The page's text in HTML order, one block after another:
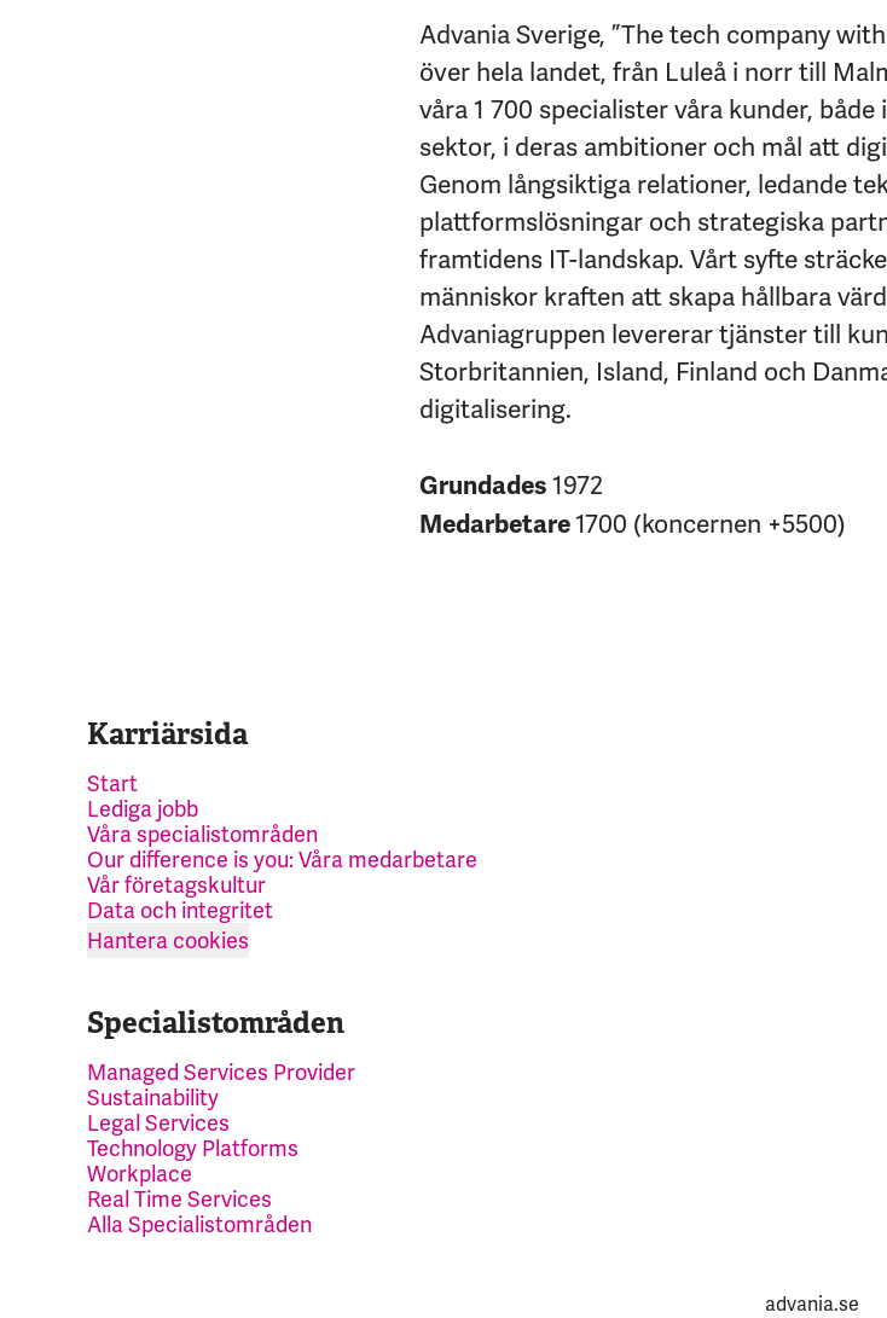
Advania Sverige, ”The tech company
över hela landet, från Luleå i norr till
våra 1 700 specialister våra kunder,
sektor, i deras ambitioner och mål att
Genom långsiktiga relationer, ledande
plattformslösningar och strategiska
framtidens IT-landskap. Vårt syfte
människor kraften att skapa hållbara
Advaniagruppen levererar tjänster till
Storbritannien, Island, Finland och
digitalisering.
Grundades1972
Medarbetare1700 (koncernen +5500)
Karriärsida
Start
Lediga jobb
Våra specialistområden
Our difference is you: Våra medarbetare
Vår företagskultur
Data och integritet
Hantera cookies
Specialistområden
Managed Services Provider
Sustainability
Legal Services
Technology Platforms
Workplace
Real Time Services
Alla Specialistområden
advania.se